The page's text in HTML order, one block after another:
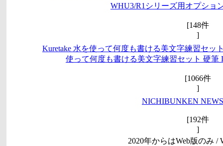
WHU3/R1シリーズ用オプショ
[148件
]
Kuretake 水を使って何度も書ける美文字練習セッ
使って何度も書ける美文字練習セット 硬筆
[1066件
]
NICHIBUNKEN
[192件
]
2020年からはWeb版のみ /